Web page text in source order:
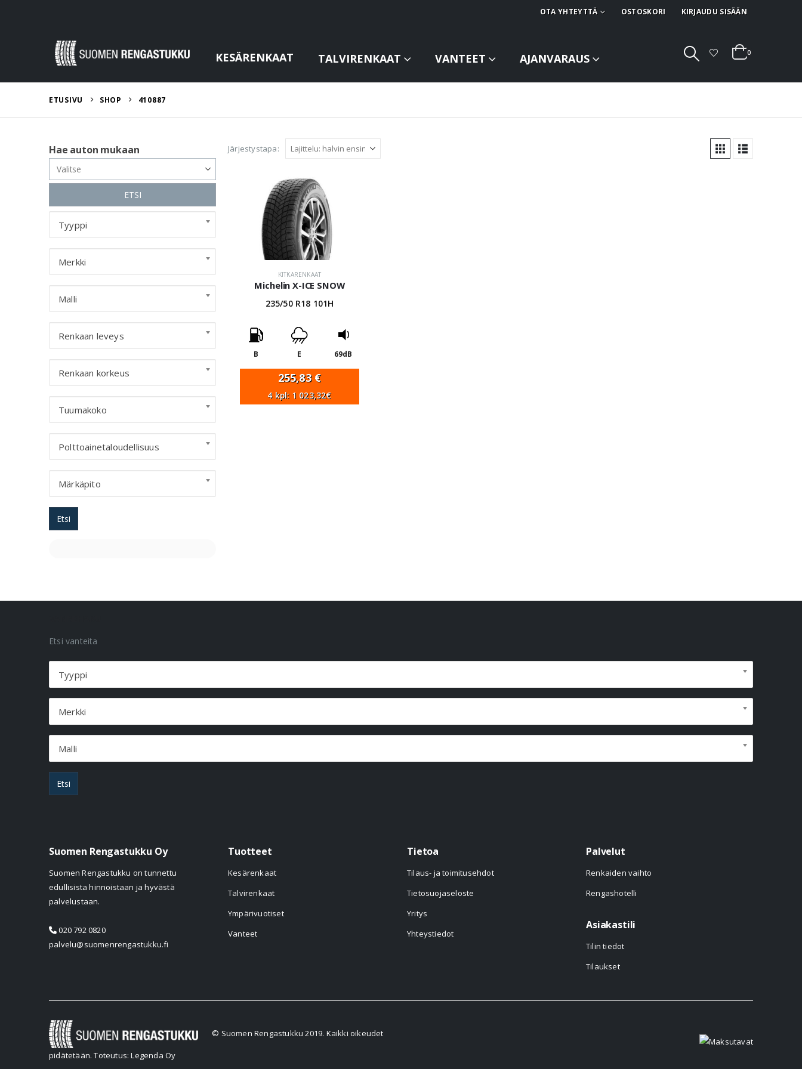
OTA YHTEYTTÄ OSTOSKORI KIRJAUDU SISÄÄN
KESÄRENKAAT TALVIRENKAAT VANTEET AJANVARAUS 0
ETUSIVU SHOP 410887
Järjestystapa:
KITKARENKAAT
Michelin X-ICE SNOW
235/50 R18 101H
B E 69dB
255,83 €
4 kpl: 1 023,32€
Hae auton mukaan
ETSI
Tyyppi
Merkki
Malli
Renkaan leveys
Renkaan korkeus
Tuumakoko
Polttoainetaloudellisuus
Märkäpito
Etsi
Etsi vanteita
Tyyppi
Merkki
Malli
Etsi
Suomen Rengastukku Oy
Suomen Rengastukku on tunnettu
edullisista hinnoistaan ja hyvästä
palvelustaan.
020 792 0820
palvelu@suomenrengastukku.fi
Tuotteet
Kesärenkaat
Talvirenkaat
Ympärivuotiset
Vanteet
Tietoa
Tilaus- ja toimitusehdot
Tietosuojaseloste
Yritys
Yhteystiedot
Palvelut
Renkaiden vaihto
Rengashotelli
Asiakastili
Tilin tiedot
Tilaukset
© Suomen Rengastukku 2019. Kaikki oikeudet
pidätetään.Toteutus: Legenda Oy